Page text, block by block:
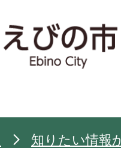
知りたい情報